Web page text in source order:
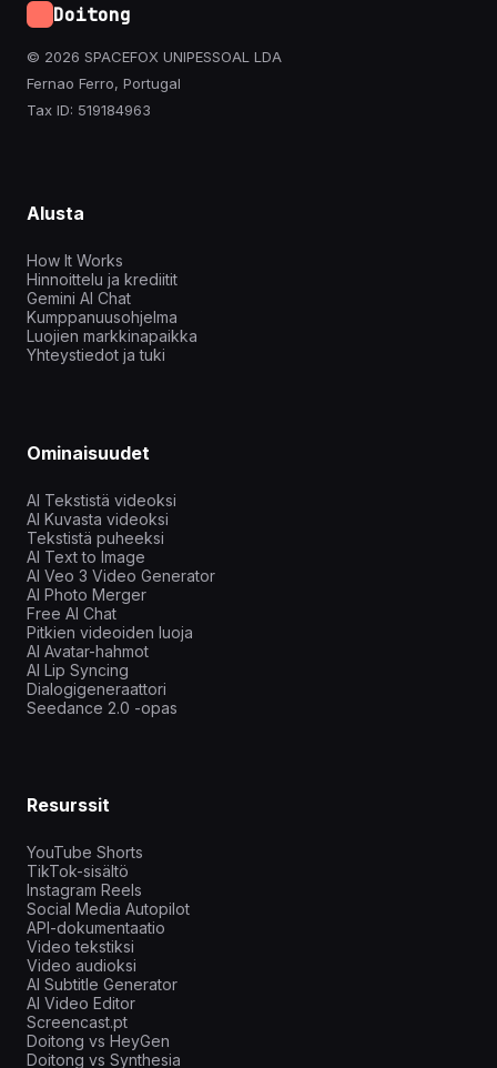
Doitong
© 2026 SPACEFOX UNIPESSOAL LDA
Fernao Ferro, Portugal
Tax ID: 519184963
Alusta
How It Works
Hinnoittelu ja krediitit
Gemini AI Chat
Kumppanuusohjelma
Luojien markkinapaikka
Yhteystiedot ja tuki
Ominaisuudet
AI Tekstistä videoksi
AI Kuvasta videoksi
Tekstistä puheeksi
AI Text to Image
AI Veo 3 Video Generator
AI Photo Merger
Free AI Chat
Pitkien videoiden luoja
AI Avatar-hahmot
AI Lip Syncing
Dialogigeneraattori
Seedance 2.0 -opas
Resurssit
YouTube Shorts
TikTok-sisältö
Instagram Reels
Social Media Autopilot
API-dokumentaatio
Video tekstiksi
Video audioksi
AI Subtitle Generator
AI Video Editor
Screencast.pt
Doitong vs HeyGen
Doitong vs Synthesia